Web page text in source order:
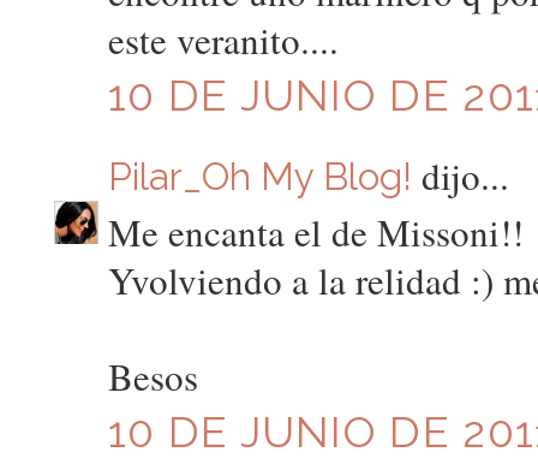
este veranito....
10 DE JUNIO DE
Pilar_Oh My Blog! dijo...
Me encanta el de Missoni!!
Yvolviendo a la relidad :)
Besos
10 DE JUNIO DE